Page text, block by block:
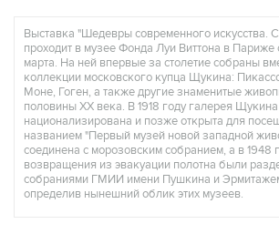
Выставка "Шедевры современного искусства.
проходит в музее Фонда Луи Виттона в Париже
марта. На ней впервые за столетие собраны
коллекции московского купца Щукина:
Моне, Гоген, а также другие знаменитые
половины ХХ века. В 1918 году галерея
национализирована и позже открыта для
названием "Первый музей новой западной
соединена с морозовским собранием, а в 1948
возвращения из эвакуации полотна были
собраниями ГМИИ имени Пушкина и
определив нынешний облик этих музеев.